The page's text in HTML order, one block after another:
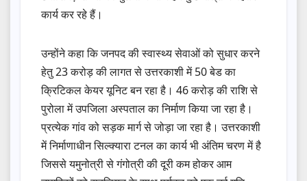
कार्य कर रहे हैं।
उन्होंने कहा कि जनपद की स्वास्थ्य सेवाओं को सुधार करने
हेतु 23 करोड़ की लागत से उत्तरकाशी में 50 बेड का
क्रिटिकल केयर यूनिट बन रहा है। 46 करोड़ की राशि से
पुरोला में उपजिला अस्पताल का निर्माण किया जा रहा है।
प्रत्येक गांव को सड़क मार्ग से जोड़ा जा रहा है। उत्तरकाशी
में निर्माणाधीन सिल्क्यारा टनल का कार्य भी अंतिम चरण में है
जिससे यमुनोत्री से गंगोत्री की दूरी कम होकर आम